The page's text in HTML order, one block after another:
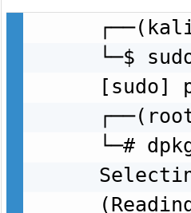
└─$
[sudo]
└─#